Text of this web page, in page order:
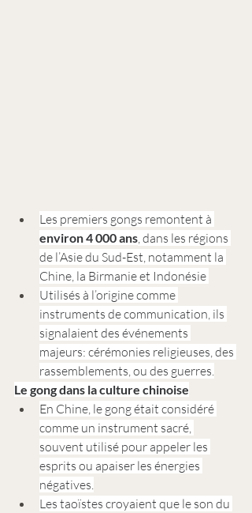
Les premiers gongs remontent à
environ 4 000 ans, dans les régions
de l’Asie du Sud-Est, notamment la
Chine, la Birmanie et Indonésie
Utilisés à l’origine comme
instruments de communication, ils
signalaient des événements
majeurs: cérémonies religieuses, des
rassemblements, ou des guerres.
Le gong dans la culture chinoise
En Chine, le gong était considéré
comme un instrument sacré,
souvent utilisé pour appeler les
esprits ou apaiser les énergies
négatives.
Les taoïstes croyaient que le son du